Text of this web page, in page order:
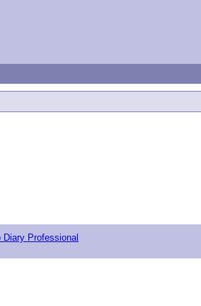
Diary Professional